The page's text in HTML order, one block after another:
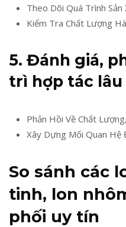
Theo Dõi Quá Trình Sản
Kiểm Tra Chất Lượng
5. Đánh giá,
trì hợp tác lâu
Phản Hồi Về Chất
Xây Dựng Mối Quan Hệ
So sánh các
tinh, lon
phối uy tín